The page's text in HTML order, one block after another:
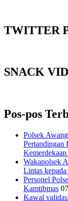
TWITTER
SNACK
Pos-pos
Polsek
‎Wakapolsek
Lintas
Personel
Kamtibmas
Kawal